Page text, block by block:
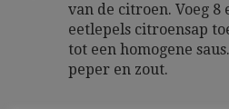
van de citroen. Voeg
eetlepels citroensap
tot een homogene
peper en zout.